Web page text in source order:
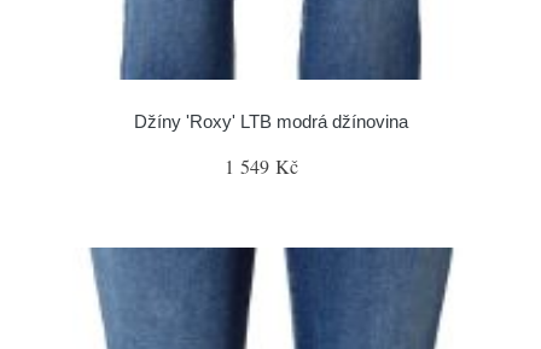
Džíny 'Roxy' LTB modrá džínovina
1 549 Kč